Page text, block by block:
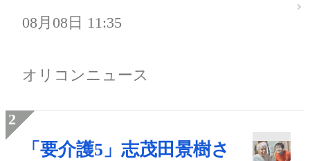
08月08日 11:35
オリコンニュース
「要介護5」志茂田景樹さ